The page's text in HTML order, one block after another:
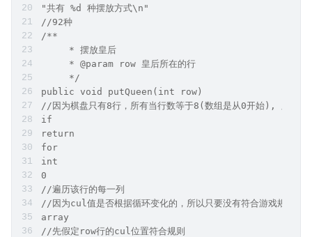
"共有 %d 种摆放方式\n"
//92种
/**
     * 摆放皇后
     * @param row 皇后所在的行
     */
public void putQueen(int row)
//因为棋盘只有8行，所有当行数等于8(数组是从0开始), 则说明
if
return
for
int
0
//遍历该行的每一列
//因为cul值是否根据循环变化的，所以只要没有符合游戏规则
array
//先假定row行的cul位置符合规则